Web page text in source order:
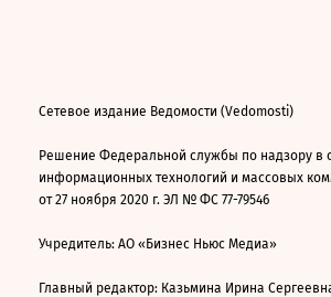
Сетевое издание Ведомости (Vedomosti)
Решение Федеральной службы по надзору в
информационных технологий и массовых
от 27 ноября 2020 г. ЭЛ № ФС 77-79546
Учредитель: АО «Бизнес Ньюс Медиа»
Главный редактор: Казьмина Ирина